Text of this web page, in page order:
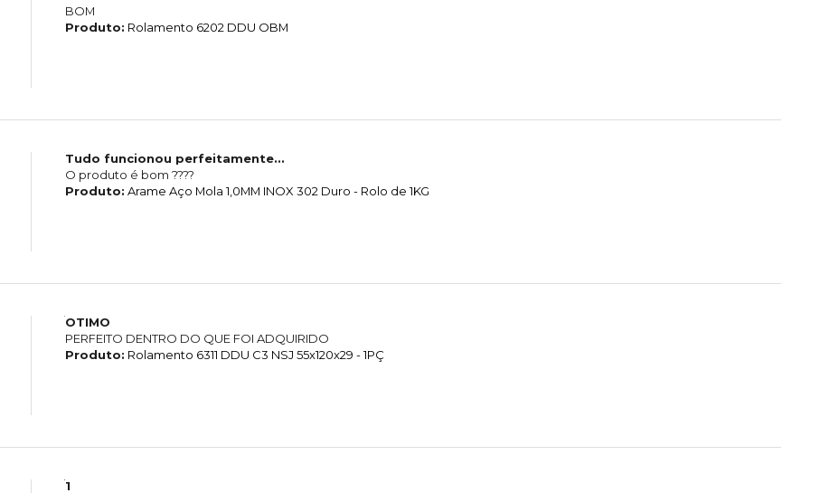
BOM
Produto: Rolamento 6202 DDU OBM
Tudo funcionou perfeitamente...
O produto é bom ????
Produto: Arame Aço Mola 1,0MM INOX 302 Duro - Rolo de 1KG
OTIMO
PERFEITO DENTRO DO QUE FOI ADQUIRIDO
Produto: Rolamento 6311 DDU C3 NSJ 55x120x29 - 1PÇ
1